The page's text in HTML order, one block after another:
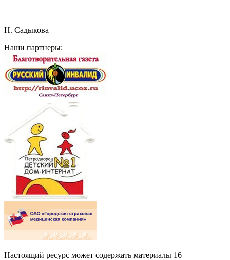
Н. Садыкова
Наши партнеры:
Настоящий ресурс может содержать материалы 16+